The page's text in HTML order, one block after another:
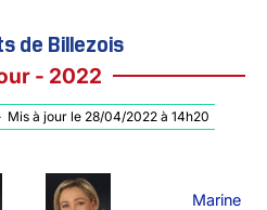
de Billezois
- 2022
Mis à jour le 28/04/2022 à 14h20
Marine